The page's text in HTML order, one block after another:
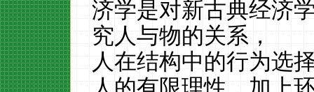
济学是对新古典经济
究人与物的关系，
人在结构中的行为选